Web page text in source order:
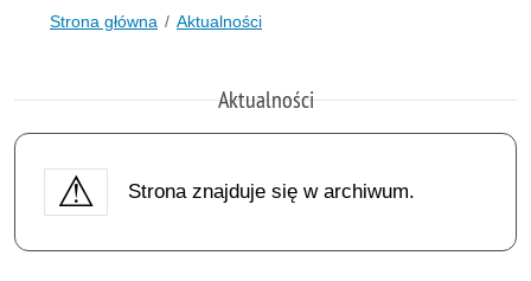
Strona główna Aktualności
Aktualności
Strona znajduje się w archiwum.